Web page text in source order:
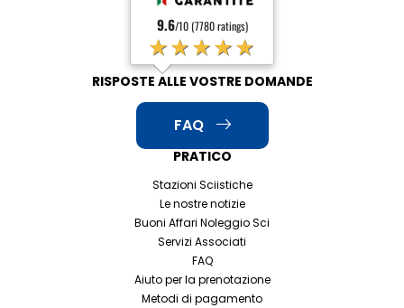
9.6/10 (7780 ratings)
★★★★★
PRATICO
Stazioni Sciistiche
Le nostre notizie
Buoni Affari Noleggio Sci
Servizi Associati
FAQ
Aiuto per la prenotazione
Metodi di pagamento
RISPOSTE ALLE VOSTRE DOMANDE
FAQ